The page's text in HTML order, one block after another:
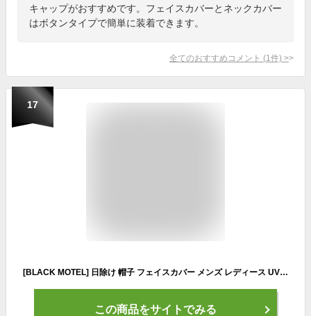
キャップがおすすめです。フェイスカバーとネックカバー
はボタンタイプで簡単に装着できます。
全てのおすすめコメント (1 件) >
17
[BLACK MOTEL] 日除け 帽子 フェイスカバー メンズ レディース UVカット アウトドア キャップ ランニング 農作業
この商品をサイトでみる